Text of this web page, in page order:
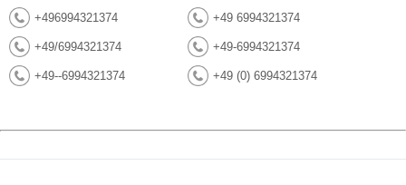
+496994321374 +49 6994321374
+49/6994321374 +49-6994321374
+49--6994321374 +49 (0) 6994321374